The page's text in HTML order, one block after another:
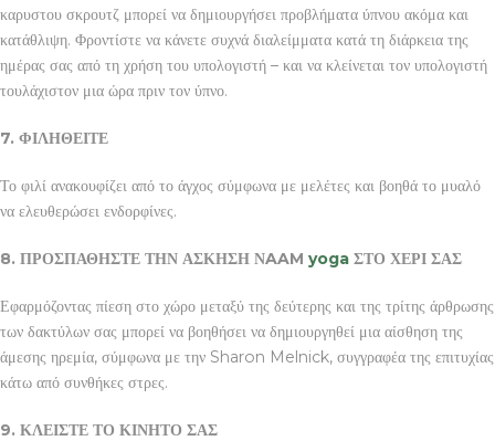
καρυστου σκρουτζ μπορεί να δημιουργήσει προβλήματα ύπνου ακόμα και
κατάθλιψη. Φροντίστε να κάνετε συχνά διαλείμματα κατά τη διάρκεια της
ημέρας σας από τη χρήση του υπολογιστή – και να κλείνεται τον υπολογιστή
τουλάχιστον μια ώρα πριν τον ύπνο.
7. ΦΙΛΗΘΕΙΤΕ
Το φιλί ανακουφίζει από το άγχος σύμφωνα με μελέτες και βοηθά το μυαλό
να ελευθερώσει ενδορφίνες.
8. ΠΡΟΣΠΑΘΗΣΤΕ ΤΗΝ ΑΣΚΗΣΗ ΝAAM yoga ΣΤΟ ΧΕΡΙ ΣΑΣ
Εφαρμόζοντας πίεση στο χώρο μεταξύ της δεύτερης και της τρίτης άρθρωσης
των δακτύλων σας μπορεί να βοηθήσει να δημιουργηθεί μια αίσθηση της
άμεσης ηρεμία, σύμφωνα με την Sharon Melnick, συγγραφέα της επιτυχίας
κάτω από συνθήκες στρες.
9. ΚΛΕΙΣΤΕ ΤΟ ΚΙΝΗΤΟ ΣΑΣ